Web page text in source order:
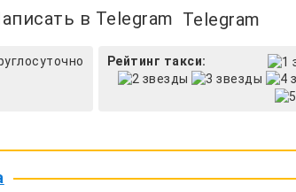
Telegram
Рейтинг такси: